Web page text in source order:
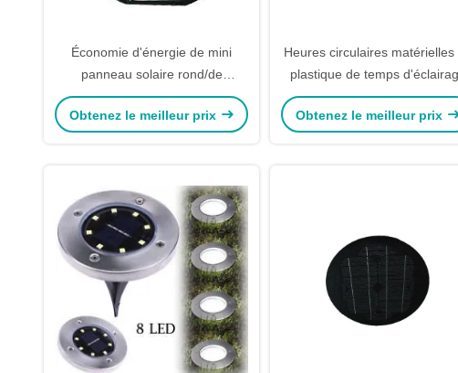
Économie d'énergie de mini
panneau solaire rond/de
panneau solaire résine époxyde
et qui respecte l'environnement
Obtenez le meilleur prix
Heures circulaires matérielles
plastique de temps d'éclairage
des panneaux solaires de
Polonais 8 - 10
Obtenez le meilleur prix